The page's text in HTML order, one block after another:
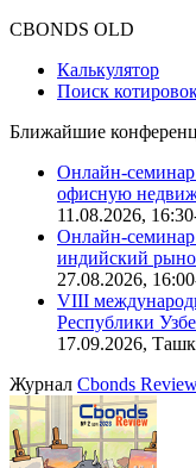
CBONDS OLD
Калькулятор
Поиск
Ближайшие
Онлайн-
офисную
11.08.2026,
Онлайн-
индийский
27.08.2026,
VIII
Республики
17.09.2026,
Журнал Cbonds